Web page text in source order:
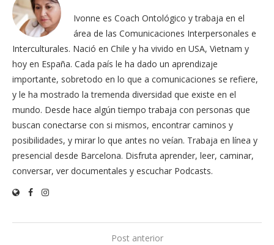
Ivonne es Coach Ontológico y trabaja en el
área de las Comunicaciones Interpersonales e
Interculturales. Nació en Chile y ha vivido en USA, Vietnam y
hoy en España. Cada país le ha dado un aprendizaje
importante, sobretodo en lo que a comunicaciones se refiere,
y le ha mostrado la tremenda diversidad que existe en el
mundo. Desde hace algún tiempo trabaja con personas que
buscan conectarse con si mismos, encontrar caminos y
posibilidades, y mirar lo que antes no veían. Trabaja en línea y
presencial desde Barcelona. Disfruta aprender, leer, caminar,
conversar, ver documentales y escuchar Podcasts.
Post anterior